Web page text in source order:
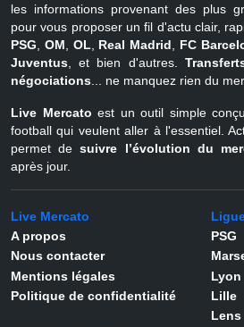
les informations provenant des plus
pour vous proposer un fil d'actu clair,
PSG
OM OL Real Madrid FC
Juventus , et bien d'autres.
négociations ... ne manquez rien du
Live Mercato est un outil simple
football qui veulent aller à l'essentiel.
permet desuivre l’évolution du
après jour.
Live Mercato
A propos
Nous contacter
Mentions légales
Politique de confidentialité
PSG
Lyon
Lille
Lens